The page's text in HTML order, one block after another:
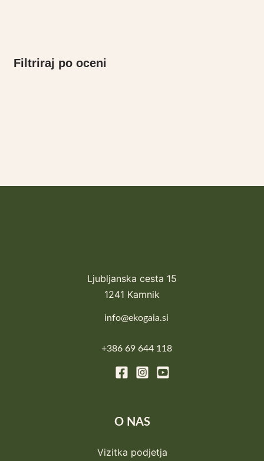
Filtriraj po oceni
Ljubljanska cesta 15
1241 Kamnik
info@ekogaia.si
+386 69 644 118
O NAS
Vizitka podjetja